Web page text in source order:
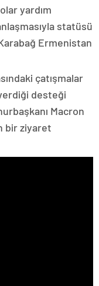
yardım
statüsü
Ermenistan
çatışmalar
desteği
Macron
bir ziyaret